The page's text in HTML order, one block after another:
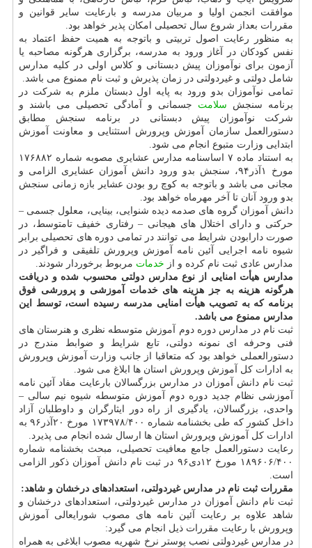
موافقت انجمن اولیا و مربیان مدرسه و بارعایت سایر قوانین و
مقررات بعداز شروع سال تحصیلی امکان پذیر خواهد بود.
به منظور رعایت اصول تربیتی و باتوجه به همیت حفظ اعتماد به
نفس کودکان در آغاز ورود به مدرسه، برگزاری هرگونه مصاحبه یا
آزمون برای نوآموزان پیش دبستانی و کلاس اولی در کلیه مدارس
شامل دولتی و غیردولتی در زمان پذیرش و ثبت نام ممنوع می باشد.
تمامی نوآموزان بدو ورود به پایه اول دبستان ملزم به شرکت در
برنامه سنجش سلامت جسمانی و آمادگی تحصیلی می باشند و
شرکت نوآموزان پیش دبستانی در برنامه سنجش مطابق
دستورالعمل سازمان آموزش وپرورش استثنایی و معاونت آموزش
ابتدایی وزارت متبوع انجام می شود.
به استناد ماده ۷ اساسنامه مدارس عشایری مصوبه شماره ۱۷۶۸۸۲
مورخ ۱آذر۹۴، سنجش بدو ورود دانش آموزان عشایری الزامی و
مجانی می باشد و باتوجه به کوچ رو بودن عشایر بازه زمانی سنجش
بدو ورود آنان تا آخر مهرماه خواهد بود.
دانش آموزان گروه های صدمه دیده شنوایی، بینایی، معلول جسمی –
حرکتی و دارای اختلال های هیجانی – رفتاری خفیف تامتوسط، در
صورت دارابودن شرایط می توانند در تمامی دوره های تحصیلی برابر
شیوه نامه اجرایی آئین نامه آموزش وپرورش تلفیقی و فراگیر در
مدارس عادی ثبت نام کرده و از خدمات مربوط برخوردار شودند.
مدارس هیأت امنایی از نوع مدارس دولتی محسوب شده و دریافت
هرگونه هزینه به جز هزینه های خدمات آموزشی و پرورشی فوق
برنامه که به تصویب هیأت امنایی مدرسه رسیده است، توسط این
مدارس ممنوع می باشد.
ثبت نام در مدارس دوره دوم آموزش متوسطه نظری و هنرستان های
فنی وحرفه ای نمونه دولتی، تابع شرایط و ضوابط مندرج در
دستورالعملی خواهد بود که متعاقبا از جانب وزارت آموزش وپرورش
به ادارات کل آموزش وپرورش استان ها ابلاغ می شود.
ثبت نام دانش آموزان در مدارس بزرگسالان بارعایت مفاد آئین نامه
آموزشی نظام جدید دوره دوم آموزش متوسطه شیوه نیم سالی –
واحدی، بزرگسالان، یادگیری از راه دور ایثارگران و داوطلبان آزاد
داخل کشور که طی بخشنامه شماره ۱۷۳۹۷۸/۴۰۰ مورخ ۲۰آذر۹۶ به
ادارات کل آموزش وپرورش استان ها ارسال شده انجام می پذیرد.
رعایت دستورالعمل جامع معافیت تحصیلی، مبحث بخشنامه شماره
۱۸۹۶۰۶/۴۰۰ مورخ ۱۲دی۹۶ در ثبت نام دانش آموزان ذکور الزامی
است.
مقررات ثبت نام در مدارس غیردولتی، استعدادهای درخشان و شاهد:
ثبت نام دانش آموزان در مدارس غیردولتی، استعدادهای درخشان و
شاهد علاوه بر رعایت آئین نامه های مصوب شورایعالی آموزش
وپرورش با رعایت مقررات ذیل انجام می گیرد:
در مدارس غیردولتی نصب پوستر نرخ شهریه مصوب ابلاغی به همراه